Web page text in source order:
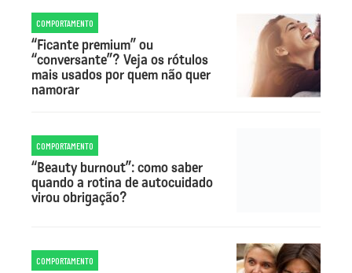
COMPORTAMENTO
“Ficante premium” ou
“conversante”? Veja os rótulos
mais usados por quem não quer
namorar
COMPORTAMENTO
“Beauty burnout”: como saber
quando a rotina de autocuidado
virou obrigação?
COMPORTAMENTO